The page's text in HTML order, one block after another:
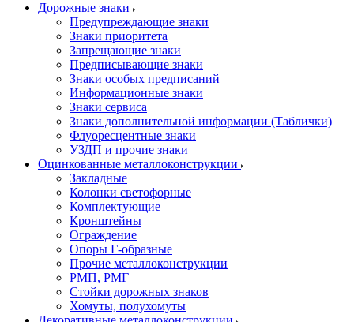
Дорожные знаки
Предупреждающие знаки
Знаки приоритета
Запрещающие знаки
Предписывающие знаки
Знаки особых предписаний
Информационные знаки
Знаки сервиса
Знаки дополнительной информации (Таблички)
Флуоресцентные знаки
УЗДП и прочие знаки
Оцинкованные металлоконструкции
Закладные
Колонки светофорные
Комплектующие
Кронштейны
Ограждение
Опоры Г-образные
Прочие металлоконструкции
РМП, РМГ
Стойки дорожных знаков
Хомуты, полухомуты